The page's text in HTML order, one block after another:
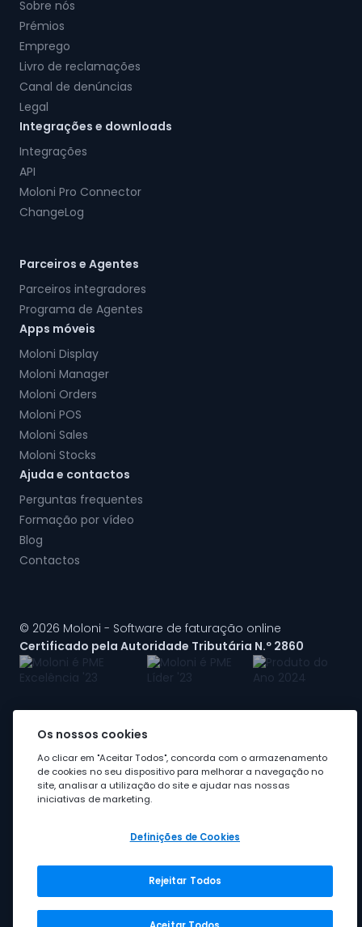
Sobre nós
Prémios
Emprego
Livro de reclamações
Canal de denúncias
Legal
Integrações e downloads
Integrações
API
Moloni Pro Connector
ChangeLog
Parceiros e Agentes
Parceiros integradores
Programa de Agentes
Apps móveis
Moloni Display
Moloni Manager
Moloni Orders
Moloni POS
Moloni Sales
Moloni Stocks
Ajuda e contactos
Perguntas frequentes
Formação por vídeo
Blog
Contactos
© 2026 Moloni - Software de faturação online
Certificado pela Autoridade Tributária N.º 2860
A Moloni faz parte dogrupo Visma
Grupo Visma
Visma em Portugal
Os nossos cookies
Ao clicar em "Aceitar Todos", concorda com o armazenamento
de cookies no seu dispositivo para melhorar a navegação no
site, analisar a utilização do site e ajudar nas nossas
iniciativas de marketing.
Definições de Cookies
Rejeitar Todos